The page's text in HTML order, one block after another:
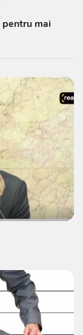
pentru mai